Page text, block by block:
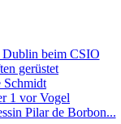
beim CSIO
gerüstet
Schmidt
1 vor Vogel
Pilar de Borbon...